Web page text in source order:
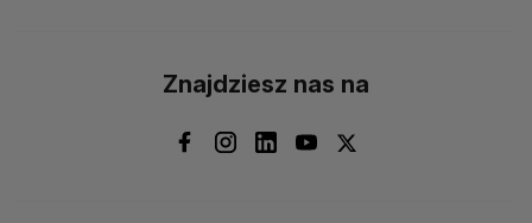
Znajdziesz nas na